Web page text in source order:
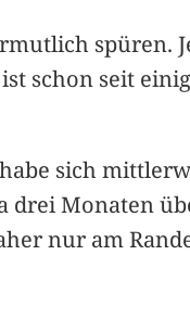
spüren.
schon seit
sich
drei Monaten
nur am